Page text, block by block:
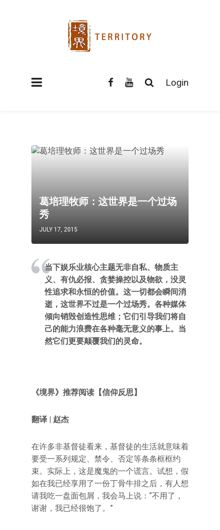
Login
葛培理牧师：这世界是一个过场
秀
JULY 17, 2015
当下娱乐业核心主题无非自私、物质主
义、有仇必报、贪婪操控以及物欲，没灵
性追求和永恒的价值。这一切都会瞬间消
逝，这世界不过是一个过场秀。各种媒体
倾向销毁创造性思维；它们引导我们将自
己的能力浪费在各种毫无意义的事上。当
然它们更要颠覆我们的灵命。
《境界》推荐阅读【信仰反思】
翻译 | 赵杰
在许多非基督徒看来，基督徒的生活就意味着
要受一系列规定、禁令、否定等条条框框约
束。实际上，这是魔鬼的一个谎言。试想，假
如在我已经享用了一份丁骨牛排之后，有人想
请我吃一盘面包屑，我会马上说：“不用了，
谢谢，我已经很饱了。”